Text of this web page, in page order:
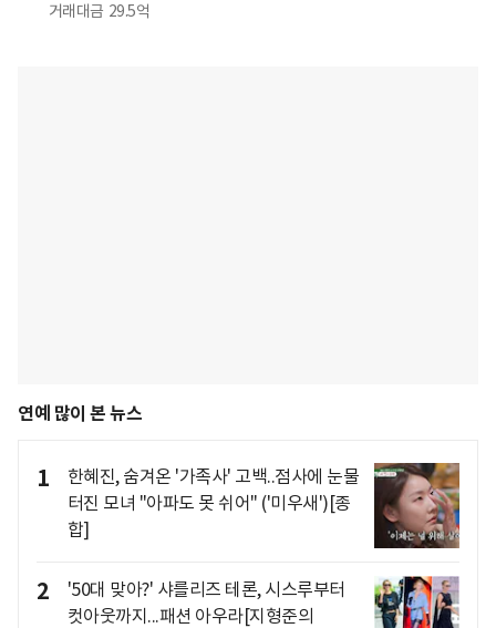
거래대금 29.5억
연예 많이 본 뉴스
1
한혜진, 숨겨온 '가족사' 고백..점사에 눈물
터진 모녀 "아파도 못 쉬어" ('미우새')[종
합]
2
'50대 맞아?' 샤를리즈 테론, 시스루부터
컷아웃까지...패션 아우라[지형준의